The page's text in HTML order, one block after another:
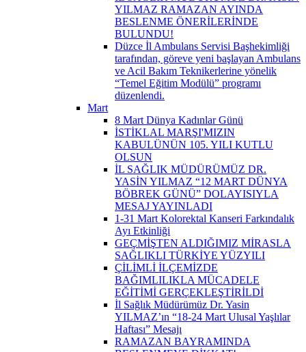
YILMAZ RAMAZAN AYINDA
BESLENME ÖNERİLERİNDE
BULUNDU!
Düzce İl Ambulans Servisi Başhekimliği
tarafından, göreve yeni başlayan Ambulans
ve Acil Bakım Teknikerlerine yönelik
“Temel Eğitim Modülü” programı
düzenlendi.
Mart
8 Mart Dünya Kadınlar Günü
İSTİKLAL MARŞI'MIZIN
KABULÜNÜN 105. YILI KUTLU
OLSUN
İL SAĞLIK MÜDÜRÜMÜZ DR.
YASİN YILMAZ “12 MART DÜNYA
BÖBREK GÜNÜ” DOLAYISIYLA
MESAJ YAYINLADI
1-31 Mart Kolorektal Kanseri Farkındalık
Ayı Etkinliği
GEÇMİŞTEN ALDIĞIMIZ MİRASLA
SAĞLIKLI TÜRKİYE YÜZYILI
ÇİLİMLİ İLÇEMİZDE
BAĞIMLILIKLA MÜCADELE
EĞİTİMİ GERÇEKLEŞTİRİLDİ
İl Sağlık Müdürümüz Dr. Yasin
YILMAZ’ın “18-24 Mart Ulusal Yaşlılar
Haftası” Mesajı
RAMAZAN BAYRAMINDA